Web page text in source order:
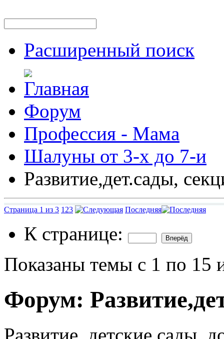
Расширенный поиск
Форум
Профессия - Мама
Шалуны от 3-х до 7-и
Развитие,дет.сады,
Страница 1 из 3 1 23 Последняя
К странице:
Показаны темы с 1 по 15
Форум: